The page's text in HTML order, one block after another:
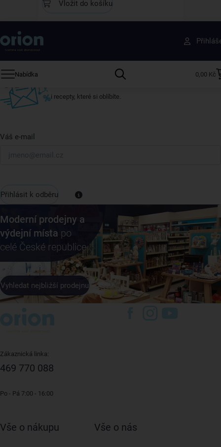
Vložit do košíku
Nabídka 0,00 Kč
Získejte rady, recepty a tipy na slevy dřív než
ostatní
Přihlaste se k odběru našeho newsletteru.
i recepty, které si oblíbíte.
Váš e-mail
Přihlásit k odběru
Moderní prodejny a
výdejní místa po
celé České republice
Vyhledat nejbližší prodejnu
Zákaznická linka:
469 770 088
Po - Pá 7:00 - 16:00
Vše o nákupu Vše o nás